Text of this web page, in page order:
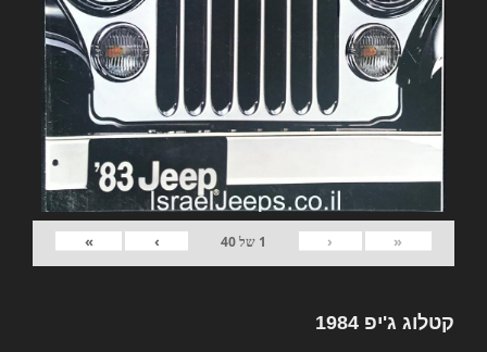
«
‹
1 של40
›
»
קטלוג ג'יפ 1984